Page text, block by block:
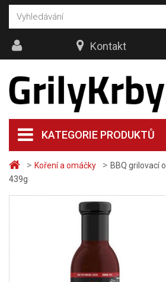
> Koření a omáčky > BBQ grilovací
439g
KATEGORIE PRODUKTŮ
Kontakt